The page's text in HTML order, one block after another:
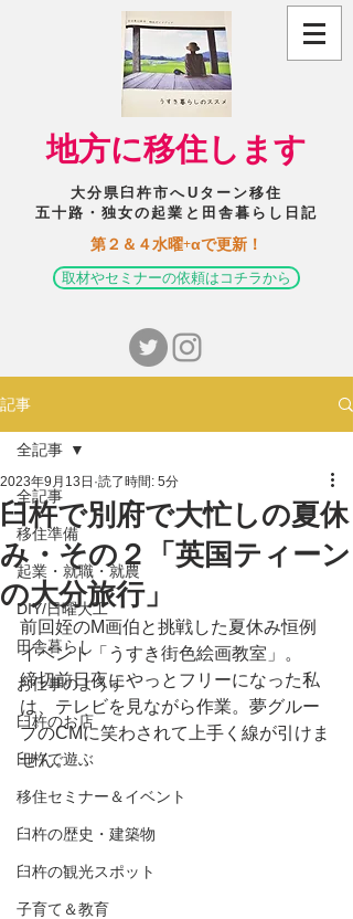
​地方に移住します
大分県臼杵市へUターン移住
五十路・独女の起業と田舎暮らし日記
​第２＆４水曜+αで更新！
取材やセミナーの依頼はコチラから
記事
全記事
移住準備
起業・就職・就農
DIY/日曜大工
田舎暮らし
お仕事のようす
臼杵のお店
臼杵で遊ぶ
移住セミナー＆イベント
臼杵の歴史・建築物
臼杵の観光スポット
子育て＆教育
全記事
臼杵で別府で大忙しの夏休
み・その２「英国ティーン
の大分旅行」
2023年9月13日 読了時間: 5分
前回姪のM画伯と挑戦した夏休み恒例
イベント「うすき街色絵画教室」。
締切前日夜にやっとフリーになった私
は、テレビを見ながら作業。夢グルー
プのCMに笑わされて上手く線が引けま
せん。